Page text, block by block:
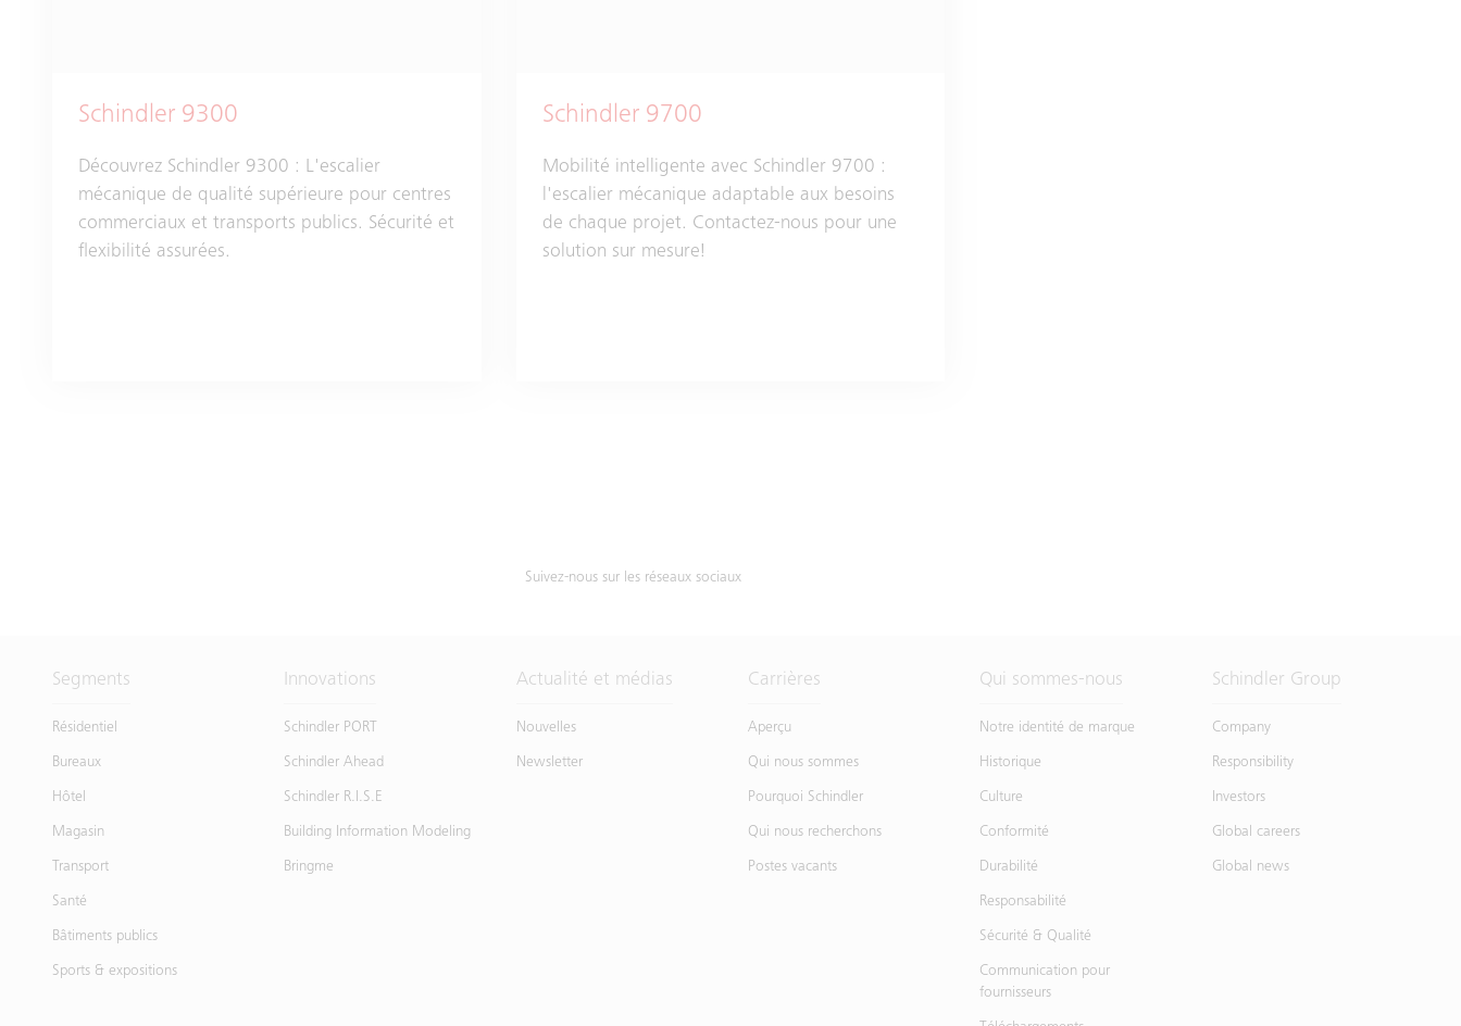
Schindler 9300
Découvrez Schindler 9300 : L'escalier
mécanique de qualité supérieure pour centres
commerciaux et transports publics. Sécurité et
flexibilité assurées.
Schindler 9700
Mobilité intelligente avec Schindler 9700 :
l'escalier mécanique adaptable aux besoins
de chaque projet. Contactez-nous pour une
solution sur mesure!
Suivez-nous sur les réseaux sociaux
Segments
Résidentiel
Bureaux
Hôtel
Magasin
Transport
Santé
Bâtiments publics
Sports & expositions
Innovations
Schindler PORT
Schindler Ahead
Schindler R.I.S.E
Building Information Modeling
Bringme
Actualité et médias
Nouvelles
Newsletter
Carrières
Aperçu
Qui nous sommes
Pourquoi Schindler
Qui nous recherchons
Postes vacants
Qui sommes-nous
Notre identité de marque
Historique
Culture
Conformité
Durabilité
Responsabilité
Sécurité & Qualité
Communication pour
fournisseurs
Schindler Group
Company
Responsibility
Investors
Global careers
Global news